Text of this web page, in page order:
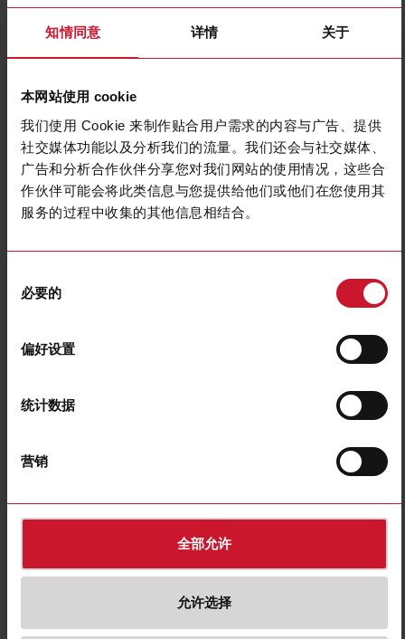
知情同意 详情 关于
本网站使用 cookie
我们使用 Cookie 来制作贴合用户需求的内容与广告、提供
社交媒体功能以及分析我们的流量。我们还会与社交媒体、
广告和分析合作伙伴分享您对我们网站的使用情况，这些合
作伙伴可能会将此类信息与您提供给他们或他们在您使用其
服务的过程中收集的其他信息相结合。
必要的
偏好设置
统计数据
营销
全部允许
允许选择
Switch actuators
(20)
Analogue input
devices
(13)